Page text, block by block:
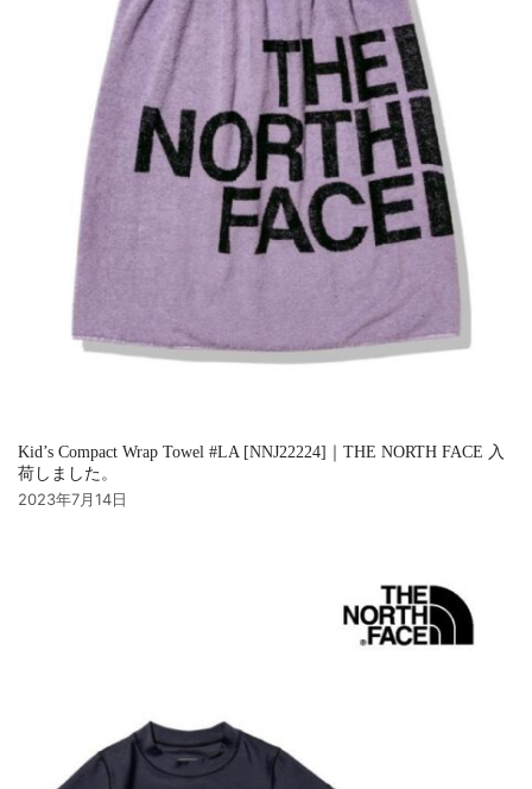
Kid’s Compact Wrap Towel #LA [NNJ22224]｜THE NORTH FACE 入
荷しました。
2023年7月14日